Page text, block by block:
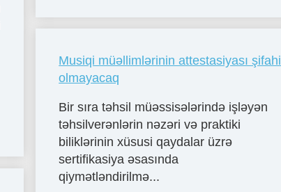
Musiqi müəllimlərinin attestasiyası şifahi
olmayacaq
Bir sıra təhsil müəssisələrində işləyən
təhsilverənlərin nəzəri və praktiki
biliklərinin xüsusi qaydalar üzrə
sertifikasiya əsasında
qiymətləndirilmə...